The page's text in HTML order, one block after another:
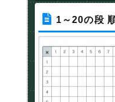
1～20の段